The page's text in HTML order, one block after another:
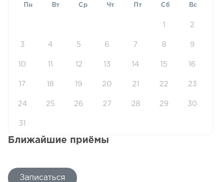
Пн Вт Ср Чт Пт Сб Вс
1 2
3 4 5 6 7 8 9
10 11 12 13 14 15 16
17 18 19 20 21 22 23
24 25 26 27 28 29 30
31
Ближайшие приёмы
Записаться